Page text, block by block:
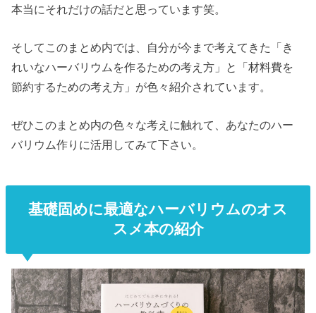
本当にそれだけの話だと思っています笑。
そしてこのまとめ内では、自分が今まで考えてきた「き
れいなハーバリウムを作るための考え方」と「材料費を
節約するための考え方」が色々紹介されています。
ぜひこのまとめ内の色々な考えに触れて、あなたのハー
バリウム作りに活用してみて下さい。
基礎固めに最適なハーバリウムのオス
スメ本の紹介